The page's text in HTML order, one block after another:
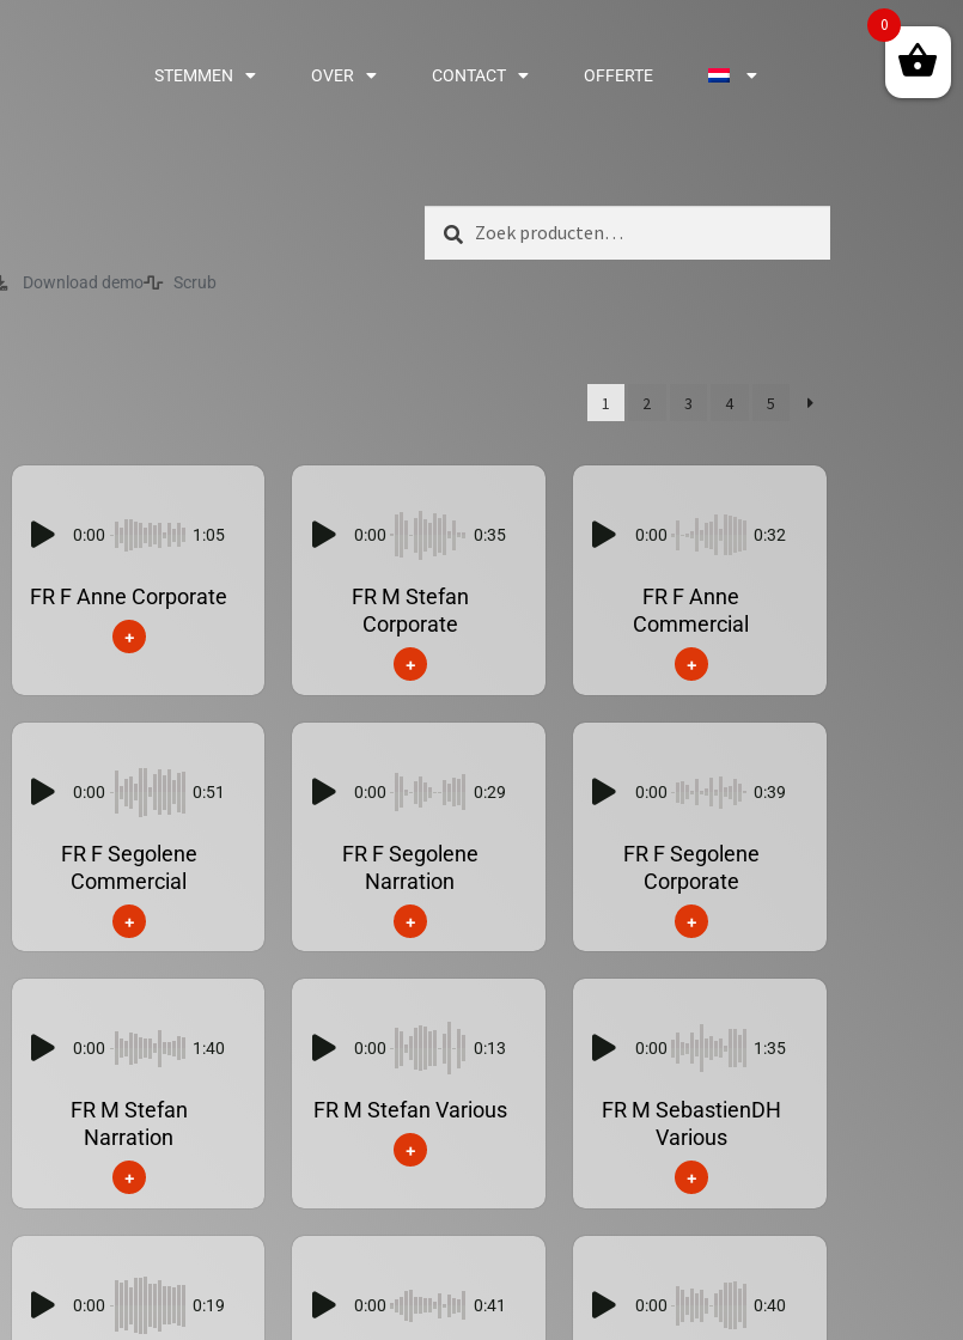
STEMMEN OVER CONTACT OFFERTE
Download demo Scrub
Zoeken
1 2 3 4 5
0:00 1:05
FR F Anne Corporate
+
0:00 0:35
FR M Stefan
Corporate
+
0:00 0:32
FR F Anne
Commercial
+
0:00 0:51
FR F Segolene
Commercial
+
0:00 0:29
FR F Segolene
Narration
+
0:00 0:39
FR F Segolene
Corporate
+
0:00 1:40
FR M Stefan
Narration
+
0:00 0:13
FR M Stefan Various
+
0:00 1:35
FR M SebastienDH
Various
+
0:00 0:19 0:00 0:41 0:00 0:40
0